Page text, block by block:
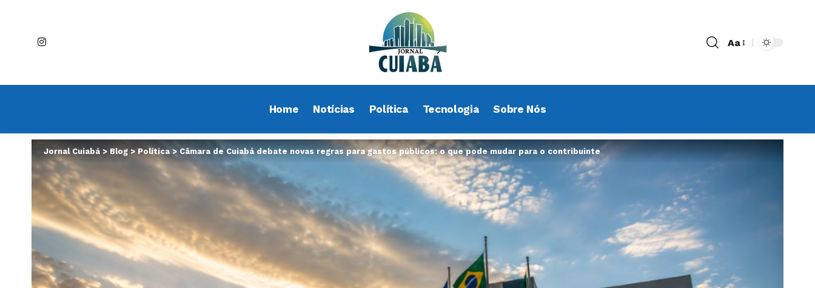
Aa
Home Notícias Política Tecnologia Sobre Nós
Jornal Cuiabá > Blog >Política > Câmara de Cuiabá debate novas regras para gastos públicos: o que pode mudar para o contribuinte